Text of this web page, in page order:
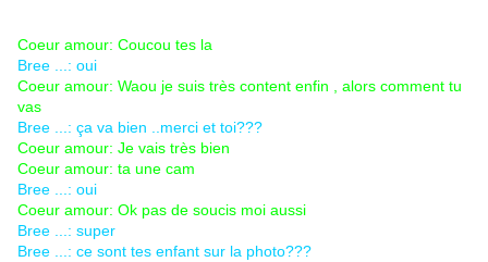
Coeur amour: Coucou tes la
Bree ...: oui
Coeur amour: Waou je suis très content enfin , alors comment tu
vas
Bree ...: ça va bien ..merci et toi???
Coeur amour: Je vais très bien
Coeur amour: ta une cam
Bree ...: oui
Coeur amour: Ok pas de soucis moi aussi
Bree ...: super
Bree ...: ce sont tes enfant sur la photo???